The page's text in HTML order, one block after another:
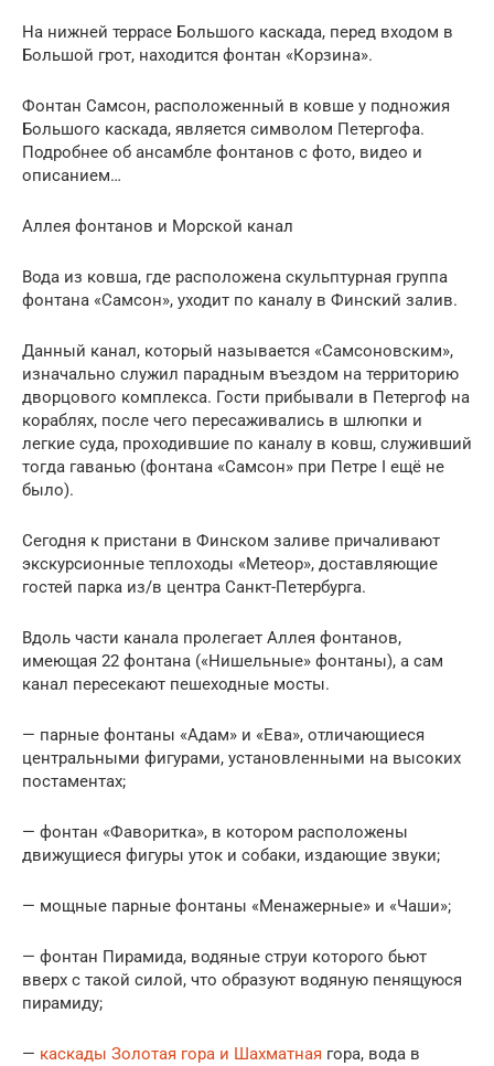
На нижней террасе Большого каскада, перед входом в
Большой грот, находится фонтан «Корзина».
Фонтан Самсон, расположенный в ковше у подножия
Большого каскада, является символом Петергофа.
Подробнее об ансамбле фонтанов с фото, видео и
описанием…
Аллея фонтанов и Морской канал
Вода из ковша, где расположена скульптурная группа
фонтана «Самсон», уходит по каналу в Финский залив.
Данный канал, который называется «Самсоновским»,
изначально служил парадным въездом на территорию
дворцового комплекса. Гости прибывали в Петергоф на
кораблях, после чего пересаживались в шлюпки и
легкие суда, проходившие по каналу в ковш, служивший
тогда гаванью (фонтана «Самсон» при Петре I ещё не
было).
Сегодня к пристани в Финском заливе причаливают
экскурсионные теплоходы «Метеор», доставляющие
гостей парка из/в центра Санкт-Петербурга.
Вдоль части канала пролегает Аллея фонтанов,
имеющая 22 фонтана («Нишельные» фонтаны), а сам
канал пересекают пешеходные мосты.
— парные фонтаны «Адам» и «Ева», отличающиеся
центральными фигурами, установленными на высоких
постаментах;
— фонтан «Фаворитка», в котором расположены
движущиеся фигуры уток и собаки, издающие звуки;
— мощные парные фонтаны «Менажерные» и «Чаши»;
— фонтан Пирамида, водяные струи которого бьют
вверх с такой силой, что образуют водяную пенящуюся
пирамиду;
— каскады Золотая гора и Шахматная гора, вода в